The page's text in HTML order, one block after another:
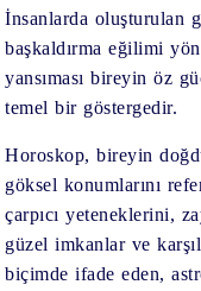
İnsanlarda oluşturulan
başkaldırma eğilimi
yansıması bireyin öz
temel bir göstergedir.
Horoskop, bireyin
göksel konumlarını
çarpıcı yeteneklerini,
güzel imkanlar ve
biçimde ifade eden,